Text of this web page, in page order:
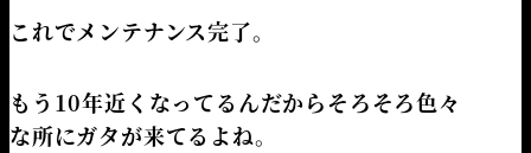
これでメンテナンス完了。
もう10年近くなってるんだからそろそろ色々
な所にガタが来てるよね。